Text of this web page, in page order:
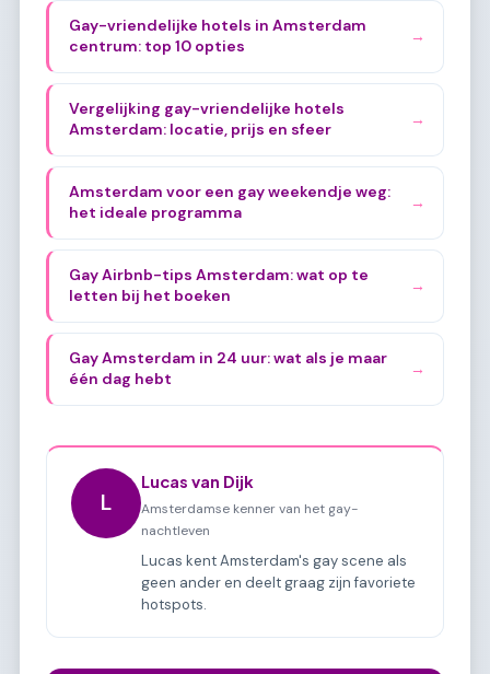
Gay-vriendelijke hotels in Amsterdam
centrum: top 10 opties
→
Vergelijking gay-vriendelijke hotels
Amsterdam: locatie, prijs en sfeer
→
Amsterdam voor een gay weekendje weg:
het ideale programma
→
Gay Airbnb-tips Amsterdam: wat op te
letten bij het boeken
→
Gay Amsterdam in 24 uur: wat als je maar
één dag hebt
→
L
Lucas van Dijk
Amsterdamse kenner van het gay-
nachtleven
Lucas kent Amsterdam's gay scene als
geen ander en deelt graag zijn favoriete
hotspots.